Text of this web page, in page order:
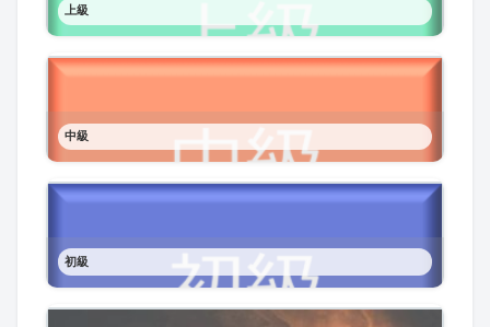
上級
中級
初級